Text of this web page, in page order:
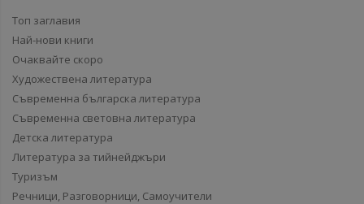
Топ заглавия
Най-нови книги
Очаквайте скоро
Художествена литература
Съвременна българска литература
Съвременна световна литература
Детска литература
Литература за тийнейджъри
Туризъм
Речници, Разговорници, Самоучители